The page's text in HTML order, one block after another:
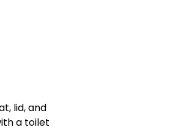
lid, and
a toilet